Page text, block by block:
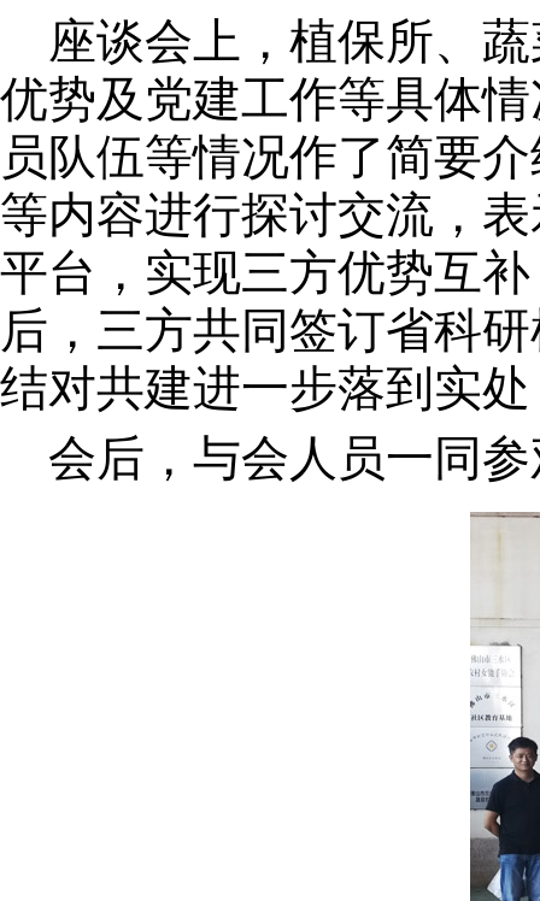
座谈会上，植保所、蔬
优势及党建工作等具体
员队伍等情况作了简要
等内容进行探讨交流，
平台，实现三方优势互
后，三方共同签订省科
结对共建进一步落到实
会后，与会人员一同参